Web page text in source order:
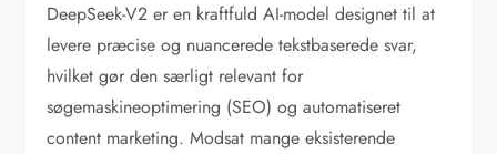
DeepSeek-V2 er en kraftfuld AI-model designet til at
levere præcise og nuancerede tekstbaserede svar,
hvilket gør den særligt relevant for
søgemaskineoptimering (SEO) og automatiseret
content marketing. Modsat mange eksisterende